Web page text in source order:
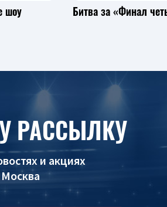
шоу Битва за «Финал
РАССЫЛКУ
и акциях